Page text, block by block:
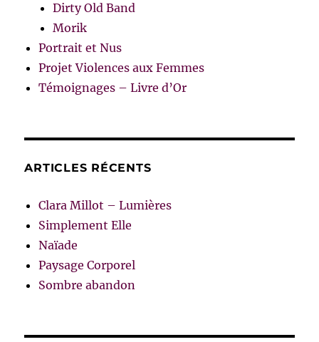
Dirty Old Band
Morik
Portrait et Nus
Projet Violences aux Femmes
Témoignages – Livre d’Or
ARTICLES RÉCENTS
Clara Millot – Lumières
Simplement Elle
Naïade
Paysage Corporel
Sombre abandon